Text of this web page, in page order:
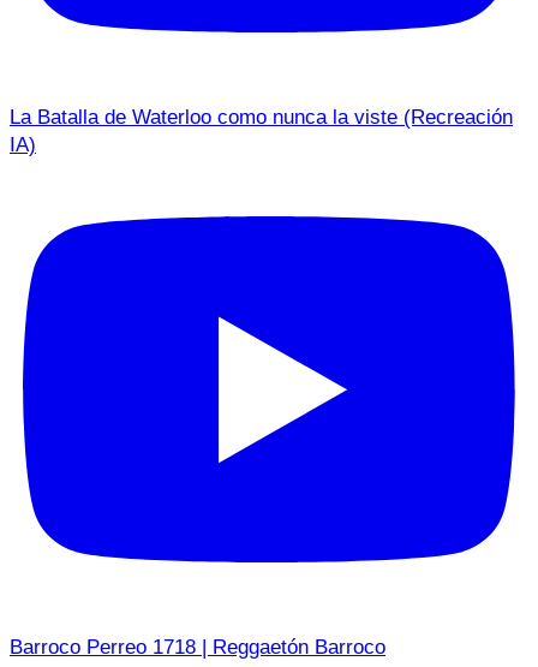
La Batalla de Waterloo como nunca la viste (Recreación
IA)
Barroco Perreo 1718 | Reggaetón Barroco